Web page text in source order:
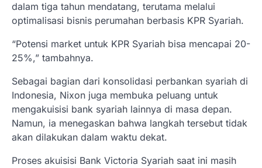
dalam tiga tahun mendatang, terutama melalui
optimalisasi bisnis perumahan berbasis KPR Syariah.
“Potensi market untuk KPR Syariah bisa mencapai 20-
25%,” tambahnya.
Sebagai bagian dari konsolidasi perbankan syariah di
Indonesia, Nixon juga membuka peluang untuk
mengakuisisi bank syariah lainnya di masa depan.
Namun, ia menegaskan bahwa langkah tersebut tidak
akan dilakukan dalam waktu dekat.
Proses akuisisi Bank Victoria Syariah saat ini masih